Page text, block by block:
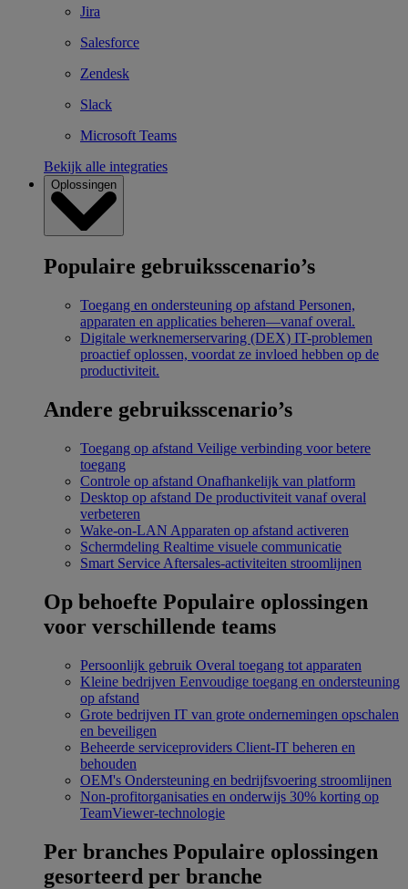
Jira
Salesforce
Zendesk
Slack
Microsoft Teams
Bekijk alle integraties
Oplossingen
Populaire gebruiksscenario’s
Toegang en ondersteuning op afstand Personen,
apparaten en applicaties beheren—vanaf overal.
Digitale werknemerservaring (DEX) IT-problemen
proactief oplossen, voordat ze invloed hebben op de
productiviteit.
Andere gebruiksscenario’s
Toegang op afstand Veilige verbinding voor betere
toegang
Controle op afstand Onafhankelijk van platform
Desktop op afstand De productiviteit vanaf overal
verbeteren
Wake-on-LAN Apparaten op afstand activeren
Schermdeling Realtime visuele communicatie
Smart Service Aftersales-activiteiten stroomlijnen
Op behoefte Populaire oplossingen
voor verschillende teams
Persoonlijk gebruik Overal toegang tot apparaten
Kleine bedrijven Eenvoudige toegang en ondersteuning
op afstand
Grote bedrijven IT van grote ondernemingen opschalen
en beveiligen
Beheerde serviceproviders Client-IT beheren en
behouden
OEM's Ondersteuning en bedrijfsvoering stroomlijnen
Non-profitorganisaties en onderwijs 30% korting op
TeamViewer-technologie
Per branches Populaire oplossingen
gesorteerd per branche